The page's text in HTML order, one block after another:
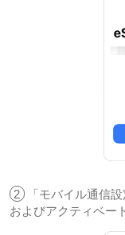
2
「モバイル通信
およびアクティベー